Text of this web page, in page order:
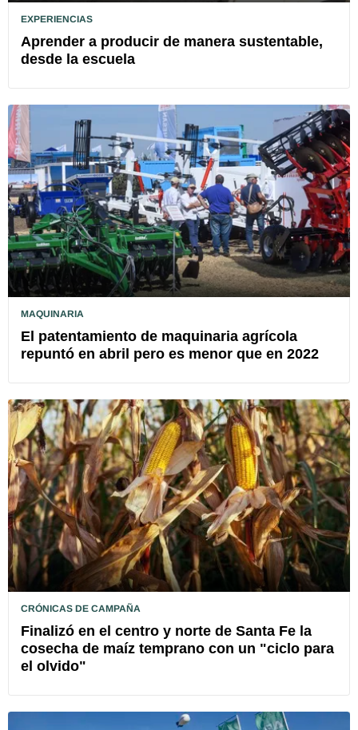
EXPERIENCIAS
Aprender a producir de manera sustentable,
desde la escuela
MAQUINARIA
El patentamiento de maquinaria agrícola
repuntó en abril pero es menor que en 2022
CRÓNICAS DE CAMPAÑA
Finalizó en el centro y norte de Santa Fe la
cosecha de maíz temprano con un "ciclo para
el olvido"